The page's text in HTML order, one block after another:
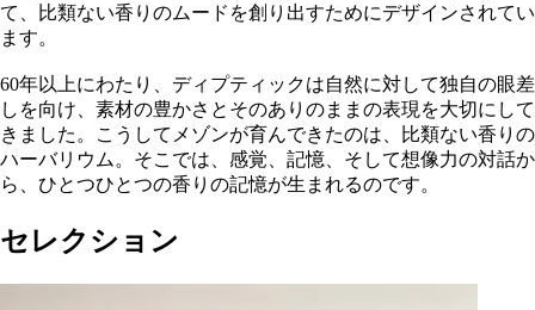
て、比類ない香りのムードを創り出すためにデザインされてい
ます。
60年以上にわたり、ディプティックは自然に対して独自の眼差
しを向け、素材の豊かさとそのありのままの表現を大切にして
きました。こうしてメゾンが育んできたのは、比類ない香りの
ハーバリウム。そこでは、感覚、記憶、そして想像力の対話か
ら、ひとつひとつの香りの記憶が生まれるのです。
セレクション